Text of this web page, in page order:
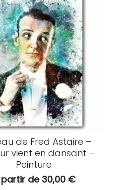
de Fred Astaire –
vient en dansant –
Peinture
de30,00 €